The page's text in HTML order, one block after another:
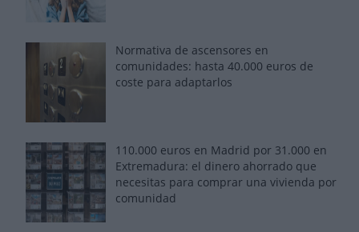
Normativa de ascensores en
comunidades: hasta 40.000 euros de
coste para adaptarlos
110.000 euros en Madrid por 31.000 en
Extremadura: el dinero ahorrado que
necesitas para comprar una vivienda por
comunidad